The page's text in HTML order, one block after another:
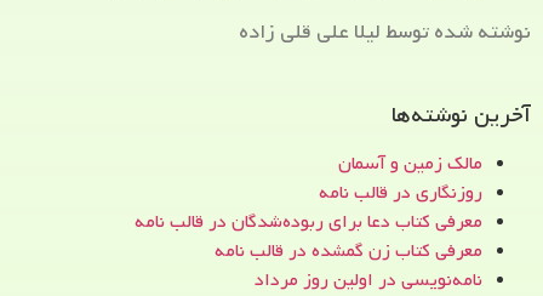
نوشته شده توسط لیلا علی قلی زاده
آخرین نوشته‌ها
مالک زمین و آسمان
روزنگاری در قالب نامه
معرفی کتاب دعا برای ربوده‌شدگان در قالب نامه
معرفی کتاب زن‌ گمشده در قالب نامه
نامه‌نویسی در اولین روز مرداد